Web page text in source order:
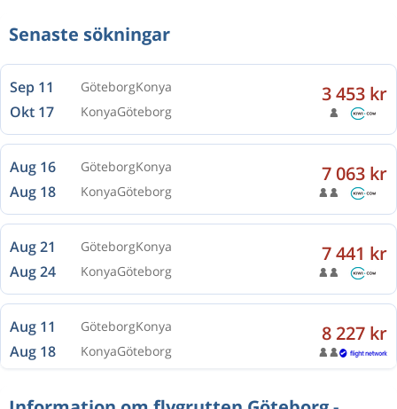
Senaste sökningar
Sep 11 GöteborgKonya
Okt 17 KonyaGöteborg
3 453 kr
Aug 16 GöteborgKonya
Aug 18 KonyaGöteborg
7 063 kr
Aug 21 GöteborgKonya
Aug 24 KonyaGöteborg
7 441 kr
Aug 11 GöteborgKonya
Aug 18 KonyaGöteborg
8 227 kr